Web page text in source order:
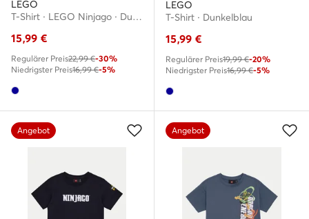
LEGO
T-Shirt · LEGO Ninjago · Dunkelblau
15,99 €
Regulärer Preis22,99 €-30%
Niedrigster Preis16,99 €-5%
LEGO
T-Shirt · Dunkelblau
15,99 €
Regulärer Preis19,99 €-20%
Niedrigster Preis16,99 €-5%
Angebot Angebot